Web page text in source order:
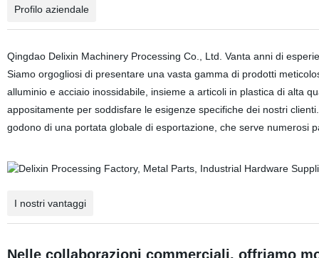
Profilo aziendale
Qingdao Delixin Machinery Processing Co., Ltd. Vanta anni di
Siamo orgogliosi di presentare una vasta gamma di prodotti
alluminio e acciaio inossidabile, insieme a articoli in plastica di alta
appositamente per soddisfare le esigenze specifiche dei nostri
godono di una portata globale di esportazione, che serve numerosi
I nostri vantaggi
Nelle collaborazioni commerciali, offriamo